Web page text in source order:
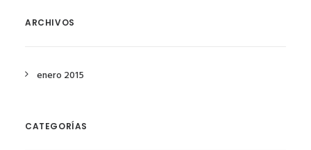
ARCHIVOS
enero 2015
CATEGORÍAS